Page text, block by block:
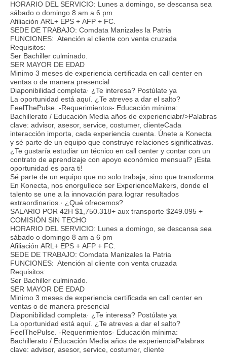
HORARIO DEL SERVICIO: Lunes a domingo, se descansa sea
sábado o domingo 8 am a 6 pm
Afiliación ARL+ EPS + AFP + FC.
SEDE DE TRABAJO: Comdata Manizales la Patria
FUNCIONES: Atención al cliente con venta cruzada
Requisitos:
Ser Bachiller culminado.
SER MAYOR DE EDAD
Minimo 3 meses de experiencia certificada en call center en
ventas o de manera presencial
Diaponibilidad completa· ¿Te interesa? Postúlate ya
La oportunidad está aquí. ¿Te atreves a dar el salto?
FeelThePulse. -Requerimientos- Educación mínima:
Bachillerato / Educación Media años de experienciabr/>Palabras
clave: advisor, asesor, service, costumer, clienteCada
interacción importa, cada experiencia cuenta. Únete a Konecta
y sé parte de un equipo que construye relaciones significativas.
¿Te gustaría estudiar un técnico en call center y contar con un
contrato de aprendizaje con apoyo económico mensual? ¡Esta
oportunidad es para ti!
Sé parte de un equipo que no solo trabaja, sino que transforma.
En Konecta, nos enorgullece ser ExperienceMakers, donde el
talento se une a la innovación para lograr resultados
extraordinarios.· ¿Qué ofrecemos?
SALARIO POR 42H $1,750.318+ aux transporte $249.095 +
COMISIÓN SIN TECHO
HORARIO DEL SERVICIO: Lunes a domingo, se descansa sea
sábado o domingo 8 am a 6 pm
Afiliación ARL+ EPS + AFP + FC.
SEDE DE TRABAJO: Comdata Manizales la Patria
FUNCIONES: Atención al cliente con venta cruzada
Requisitos:
Ser Bachiller culminado.
SER MAYOR DE EDAD
Minimo 3 meses de experiencia certificada en call center en
ventas o de manera presencial
Diaponibilidad completa· ¿Te interesa? Postúlate ya
La oportunidad está aquí. ¿Te atreves a dar el salto?
FeelThePulse. -Requerimientos- Educación mínima:
Bachillerato / Educación Media años de experienciaPalabras
clave: advisor, asesor, service, costumer, cliente